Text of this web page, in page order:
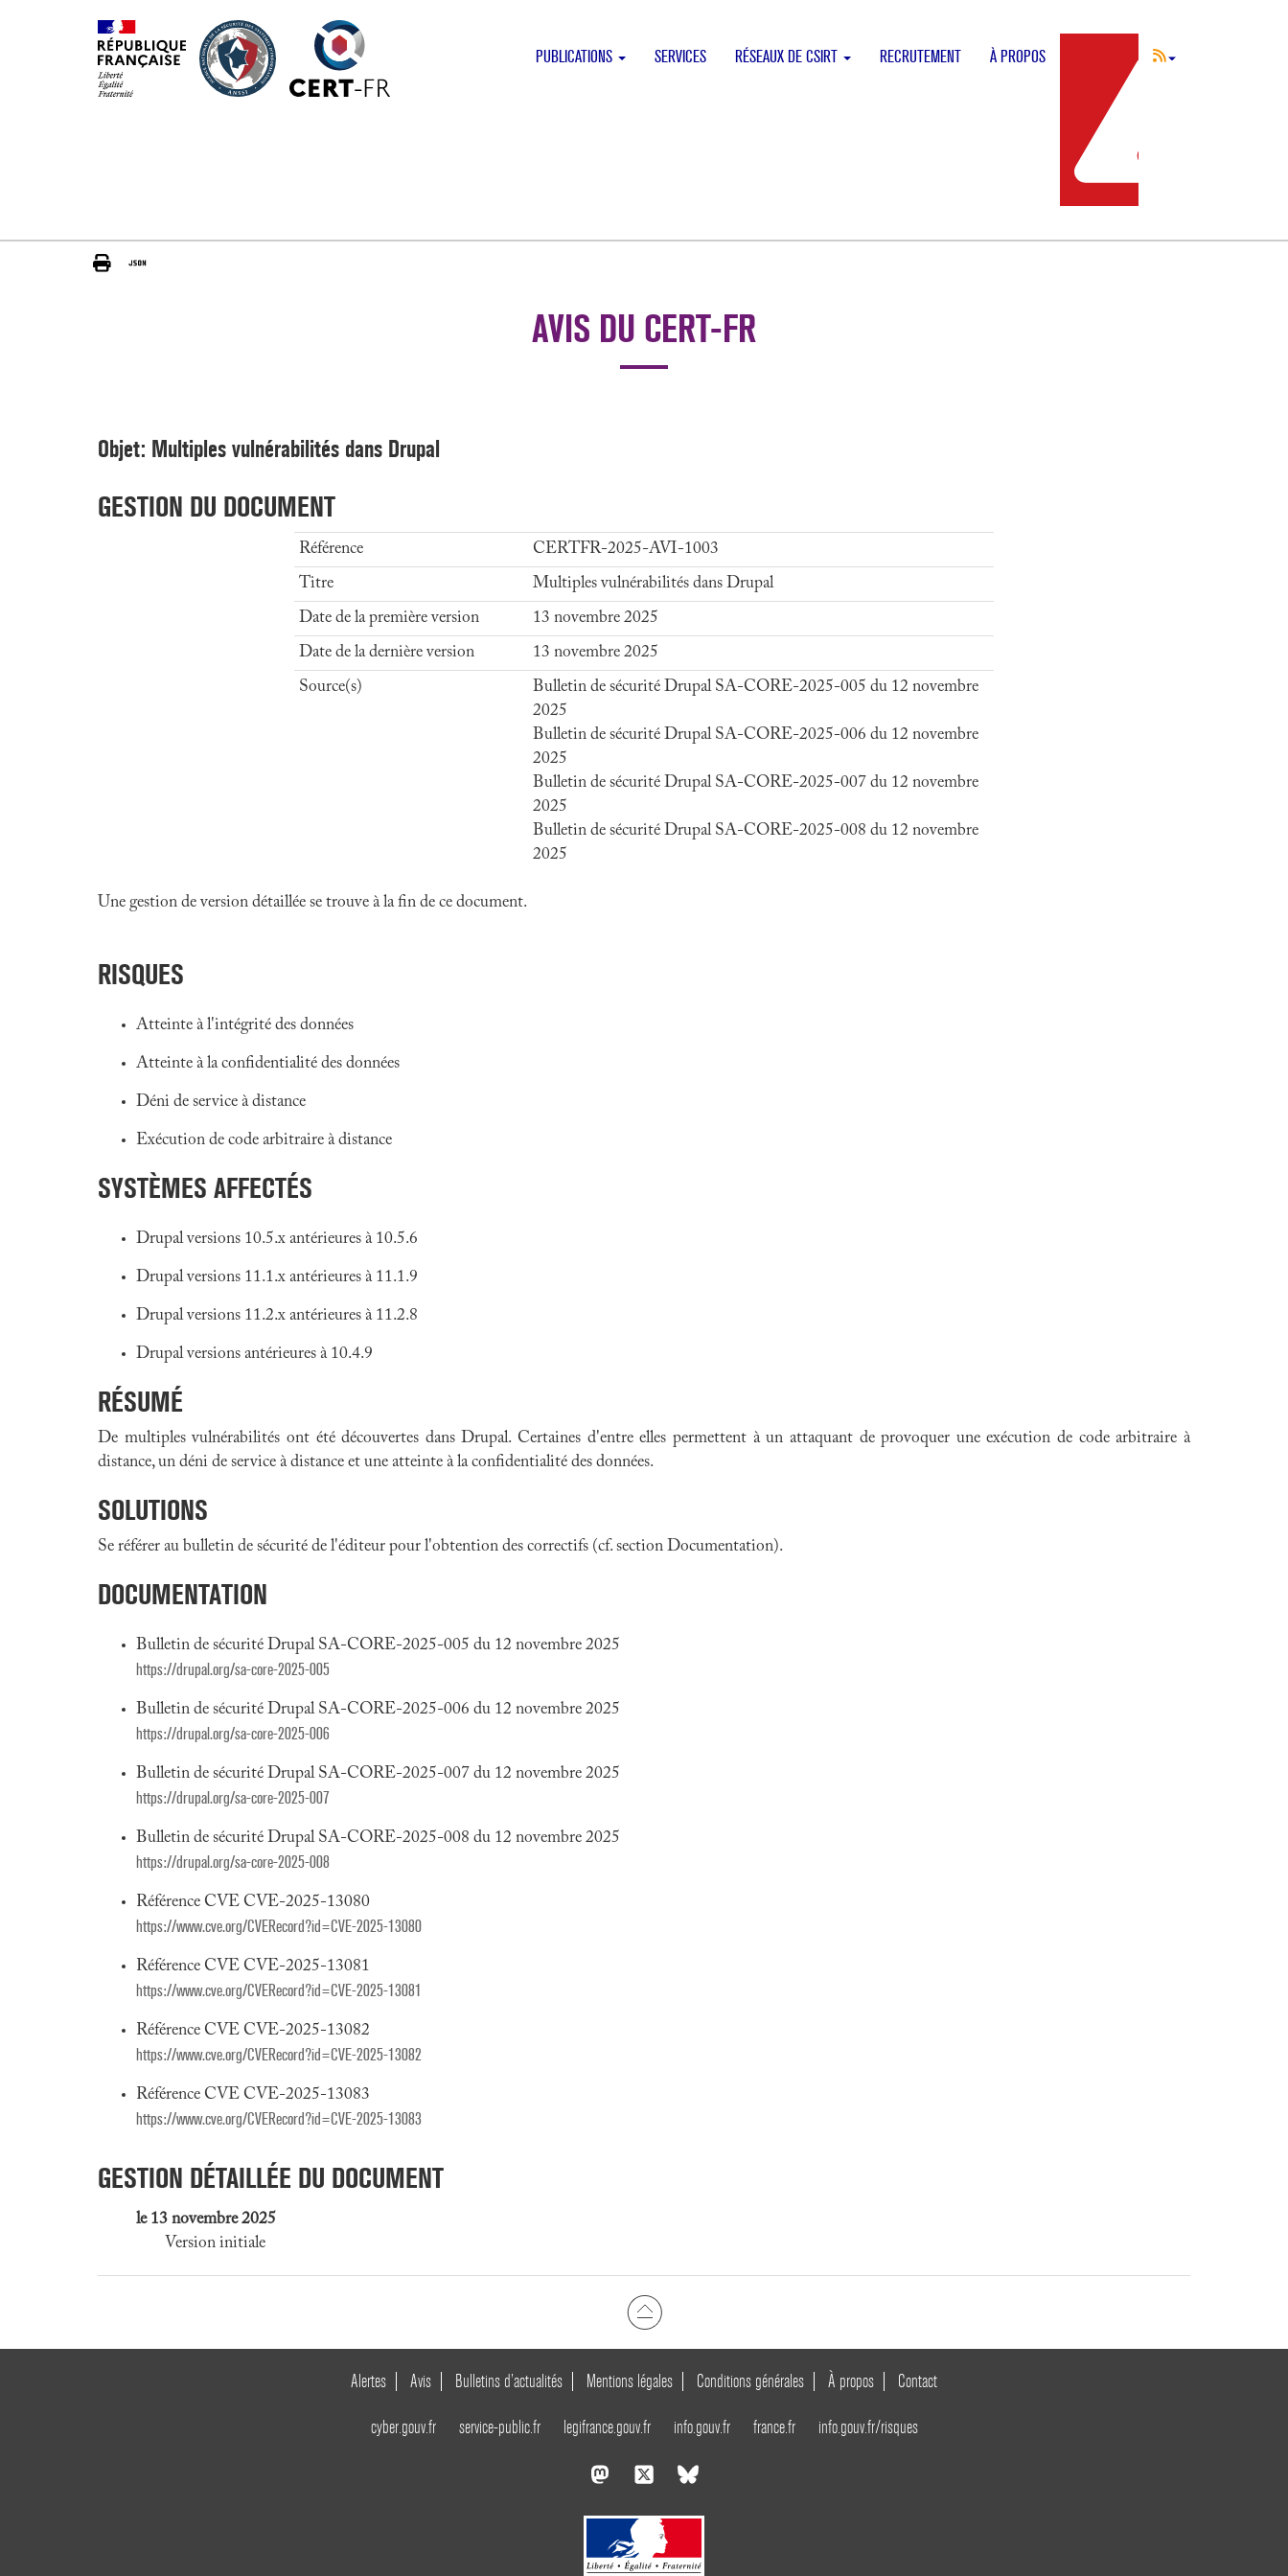
PUBLICATIONS SERVICES RÉSEAUX DE CSIRT RECRUTEMENT À PROPOS
AVIS DU CERT-FR
Objet: Multiples vulnérabilités dans Drupal
GESTION DU DOCUMENT
Référence
CERTFR-2025-AVI-1003
Titre
Multiples vulnérabilités dans Drupal
Date de la première version
13 novembre 2025
Date de la dernière version
13 novembre 2025
Source(s)
Bulletin de sécurité Drupal SA-CORE-2025-005 du 12 novembre
2025
Bulletin de sécurité Drupal SA-CORE-2025-006 du 12 novembre
2025
Bulletin de sécurité Drupal SA-CORE-2025-007 du 12 novembre
2025
Bulletin de sécurité Drupal SA-CORE-2025-008 du 12 novembre
2025
Une gestion de version détaillée se trouve à la fin de ce document.
RISQUES
Atteinte à l'intégrité des données
Atteinte à la confidentialité des données
Déni de service à distance
Exécution de code arbitraire à distance
SYSTÈMES AFFECTÉS
Drupal versions 10.5.x antérieures à 10.5.6
Drupal versions 11.1.x antérieures à 11.1.9
Drupal versions 11.2.x antérieures à 11.2.8
Drupal versions antérieures à 10.4.9
RÉSUMÉ
De multiples vulnérabilités ont été découvertes dans Drupal. Certaines d'entre elles permettent à un attaquant de provoquer une exécution de code arbitraire à
distance, un déni de service à distance et une atteinte à la confidentialité des données.
SOLUTIONS
Se référer au bulletin de sécurité de l'éditeur pour l'obtention des correctifs (cf. section Documentation).
DOCUMENTATION
Bulletin de sécurité Drupal SA-CORE-2025-005 du 12 novembre 2025
https://drupal.org/sa-core-2025-005
Bulletin de sécurité Drupal SA-CORE-2025-006 du 12 novembre 2025
https://drupal.org/sa-core-2025-006
Bulletin de sécurité Drupal SA-CORE-2025-007 du 12 novembre 2025
https://drupal.org/sa-core-2025-007
Bulletin de sécurité Drupal SA-CORE-2025-008 du 12 novembre 2025
https://drupal.org/sa-core-2025-008
Référence CVE CVE-2025-13080
https://www.cve.org/CVERecord?id=CVE-2025-13080
Référence CVE CVE-2025-13081
https://www.cve.org/CVERecord?id=CVE-2025-13081
Référence CVE CVE-2025-13082
https://www.cve.org/CVERecord?id=CVE-2025-13082
Référence CVE CVE-2025-13083
https://www.cve.org/CVERecord?id=CVE-2025-13083
GESTION DÉTAILLÉE DU DOCUMENT
le 13 novembre 2025
Version initiale
Alertes Avis Bulletins d’actualités Mentions légales Conditions générales À propos Contact
cyber.gouv.fr service-public.fr legifrance.gouv.fr info.gouv.fr france.fr info.gouv.fr/risques